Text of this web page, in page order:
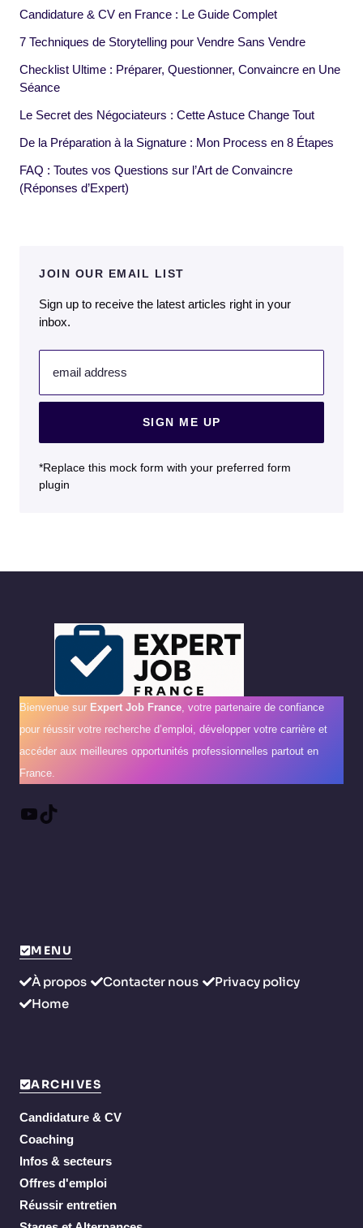
Candidature & CV en France : Le Guide Complet
7 Techniques de Storytelling pour Vendre Sans Vendre
Checklist Ultime : Préparer, Questionner, Convaincre en Une
Séance
Le Secret des Négociateurs : Cette Astuce Change Tout
De la Préparation à la Signature : Mon Process en 8 Étapes
FAQ : Toutes vos Questions sur l’Art de Convaincre
(Réponses d’Expert)
JOIN OUR EMAIL LIST
Sign up to receive the latest articles right in your
inbox.
email address
SIGN ME UP
*Replace this mock form with your preferred form
plugin
Bienvenue sur Expert Job France , votre partenaire de confiance
pour réussir votre recherche d’emploi, développer votre carrière et
accéder aux meilleures opportunités professionnelles partout en
France.
YouTube
TikTok
MENU
À propos Contacter nous
Privacy policy
Home
ARCHIVES
Candidature & CV
Coaching
Infos & secteurs
Offres d'emploi
Réussir entretien